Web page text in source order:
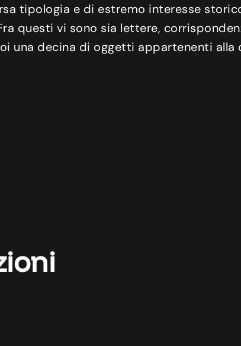
tipologia e di estremo interesse
questi vi sono sia lettere,
una decina di oggetti appartenenti alla